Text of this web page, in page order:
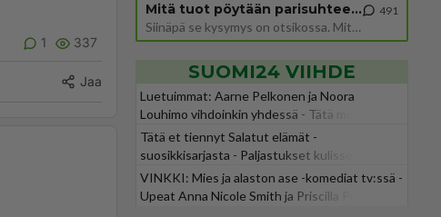
1 337
Jaa
Mitä tuot pöytään parisuhteessa?
Siinäpä se kysymys on otsikossa. Mitäpä siis tuot/toisit pöytään parisuhteessa? Oletko mies vai nainen? Koetko sen mitä
491
SUOMI24 VIIHDE
Luetuimmat: Aarne Pelkonen ja Noora
Louhimo vihdoinkin yhdessä - Tätä moni jo
odotti
Tätä et tiennyt Salatut elämät -
suosikkisarjasta - Paljastukset kulisseista
yllättävät
VINKKI: Mies ja alaston ase -komediat tv:ssä -
Upeat Anna Nicole Smith ja Priscilla Presley